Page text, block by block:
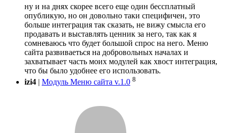
ну и на днях скорее всего еще один бессплатный
опубликую, но он довольно таки специфичен, это
больше интеграция так сказать, не вижу смысла его
продавать и выставлять ценник за него, так как я
сомневаюсь что будет большой спрос на него. Меню
сайта развиваеться на добровольных началах и
захватывает часть моих модулей как хвост интеграция,
что бы было удобнее его использовать.
izi4 | Модуль Меню сайта v.1.0 8